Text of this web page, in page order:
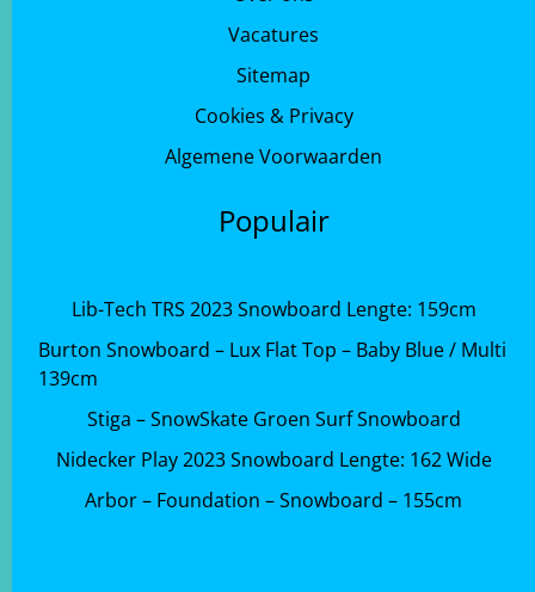
Vacatures
Sitemap
Cookies & Privacy
Algemene Voorwaarden
Populair
Lib-Tech TRS 2023 Snowboard Lengte: 159cm
Burton Snowboard – Lux Flat Top – Baby Blue / Multi
139cm
Stiga – SnowSkate Groen Surf Snowboard
Nidecker Play 2023 Snowboard Lengte: 162 Wide
Arbor – Foundation – Snowboard – 155cm